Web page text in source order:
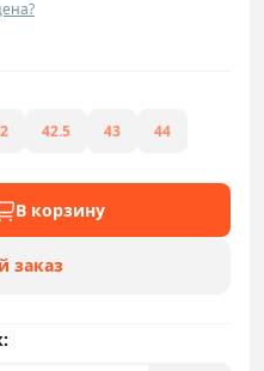
42.5 43 44
В корзину
заказ